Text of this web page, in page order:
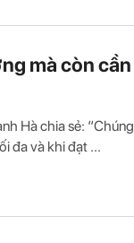
mà còn cần
Hà chia sẻ: “Chúng
đa và khi đạt ...